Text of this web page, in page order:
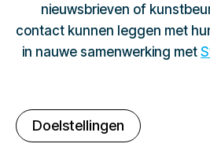
nieuwsbrieven of
contact kunnen leggen met
in nauwe samenwerking met
Doelstellingen